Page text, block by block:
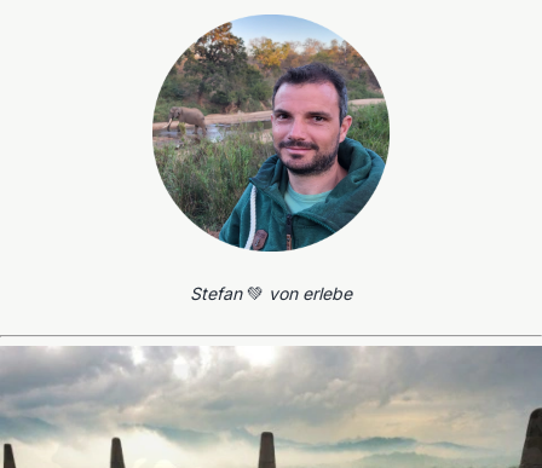
Stefan💚 von erlebe